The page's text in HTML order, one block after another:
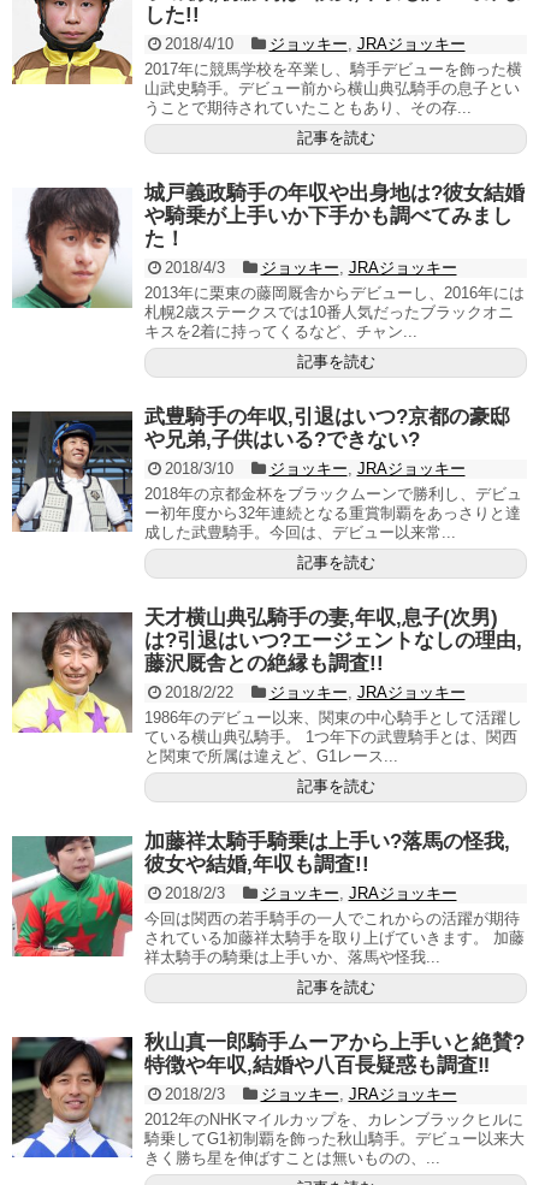
した!!
2018/4/10 ジョッキー, JRAジョッキー
2017年に競馬学校を卒業し、騎手デビューを飾った横
山武史騎手。デビュー前から横山典弘騎手の息子とい
うことで期待されていたこともあり、その存...
記事を読む
城戸義政騎手の年収や出身地は?彼女結婚
や騎乗が上手いか下手かも調べてみまし
た！
2018/4/3 ジョッキー, JRAジョッキー
2013年に栗東の藤岡厩舎からデビューし、2016年には
札幌2歳ステークスでは10番人気だったブラックオニ
キスを2着に持ってくるなど、チャン...
記事を読む
武豊騎手の年収,引退はいつ?京都の豪邸
や兄弟,子供はいる?できない?
2018/3/10 ジョッキー, JRAジョッキー
2018年の京都金杯をブラックムーンで勝利し、デビュ
ー初年度から32年連続となる重賞制覇をあっさりと達
成した武豊騎手。今回は、デビュー以来常...
記事を読む
天才横山典弘騎手の妻,年収,息子(次男)
は?引退はいつ?エージェントなしの理由,
藤沢厩舎との絶縁も調査!!
2018/2/22 ジョッキー, JRAジョッキー
1986年のデビュー以来、関東の中心騎手として活躍し
ている横山典弘騎手。 1つ年下の武豊騎手とは、関西
と関東で所属は違えど、G1レース...
記事を読む
加藤祥太騎手騎乗は上手い?落馬の怪我,
彼女や結婚,年収も調査!!
2018/2/3 ジョッキー, JRAジョッキー
今回は関西の若手騎手の一人でこれからの活躍が期待
されている加藤祥太騎手を取り上げていきます。 加藤
祥太騎手の騎乗は上手いか、落馬や怪我...
記事を読む
秋山真一郎騎手ムーアから上手いと絶賛?
特徴や年収,結婚や八百長疑惑も調査‼︎
2018/2/3 ジョッキー, JRAジョッキー
2012年のNHKマイルカップを、カレンブラックヒルに
騎乗してG1初制覇を飾った秋山騎手。デビュー以来大
きく勝ち星を伸ばすことは無いものの、...